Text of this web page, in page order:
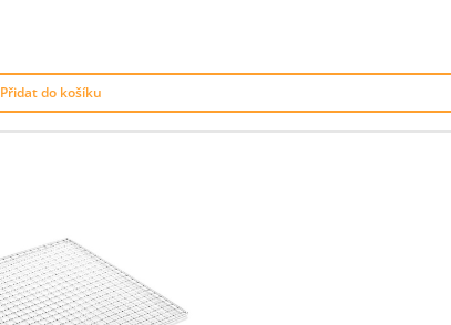
Přidat do košíku